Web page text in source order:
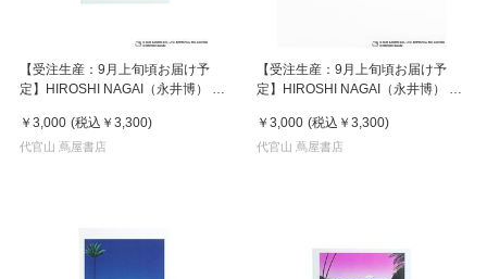
【受注生産：9月上旬頃お届け予
定】HIROSHI NAGAI（永井博） ×
スター / KTHN-PT Untitled 1
￥3,000 (税込 ￥3,300)
代官山 蔦屋書店
【受注生産：9月上旬頃お届け予
定】HIROSHI NAGAI（永井博） ×
スター / KTHN-PT Untitled 3
￥3,000 (税込 ￥3,300)
代官山 蔦屋書店